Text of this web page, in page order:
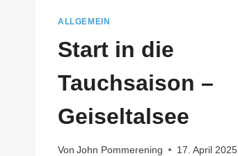
ALLGEMEIN
Start in die
Tauchsaison –
Geiseltalsee
Von John Pommerening 17. April 2025